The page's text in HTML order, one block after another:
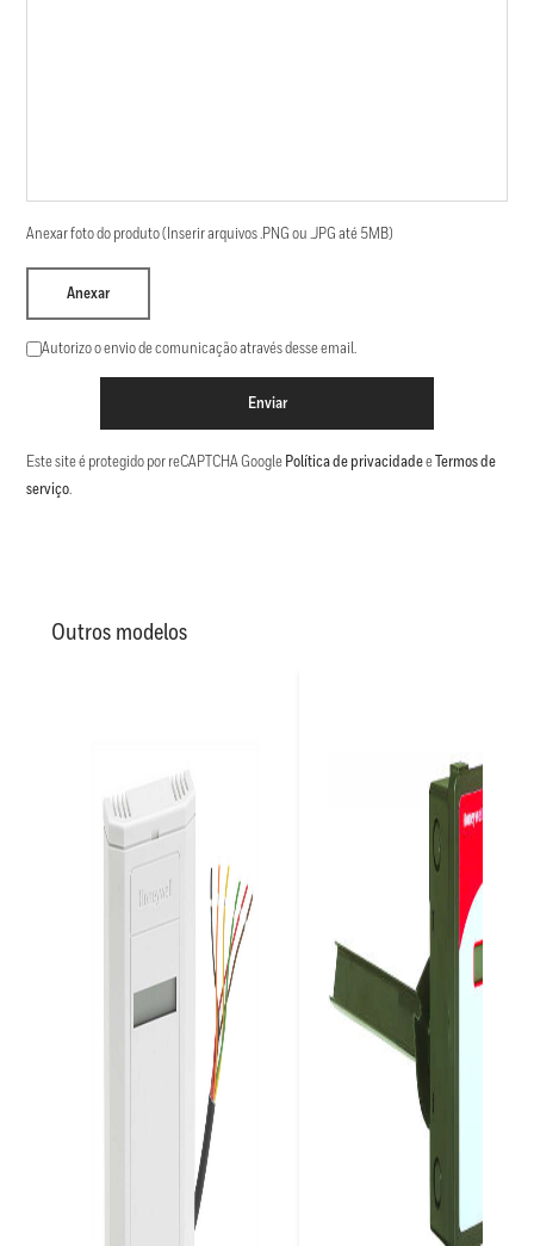
Anexar foto do produto (Inserir arquivos .PNG ou .JPG até 5MB)
Anexar
Autorizo o envio de comunicação através desse email.
Enviar
Este site é protegido por reCAPTCHA Google Política de privacidadee Termos de
serviço.
Outros modelos